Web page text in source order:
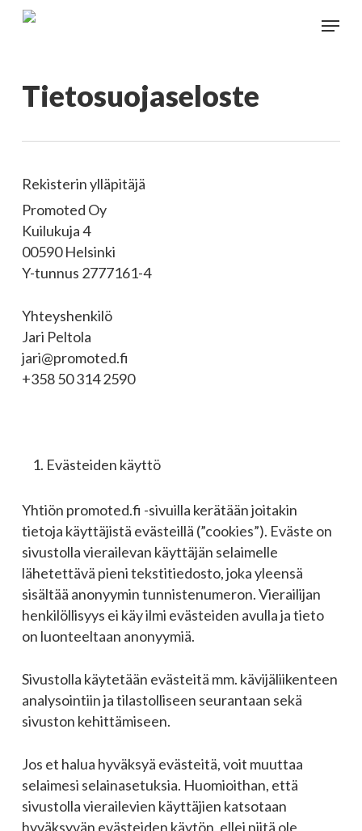
Skip
Menu
Tietosuojaseloste
Rekisterin ylläpitäjä
Promoted Oy
Kuilukuja 4
00590 Helsinki
Y-tunnus 2777161-4
Yhteyshenkilö
Jari Peltola
jari@promoted.fi
+358 50 314 2590
Evästeiden käyttö
Yhtiön promoted.fi -sivuilla kerätään joitakin
tietoja käyttäjistä evästeillä (”cookies”). Eväste on
sivustolla vierailevan käyttäjän selaimelle
lähetettävä pieni tekstitiedosto, joka yleensä
sisältää anonyymin tunnistenumeron. Vierailijan
henkilöllisyys ei käy ilmi evästeiden avulla ja tieto
on luonteeltaan anonyymiä.
Sivustolla käytetään evästeitä mm. kävijäliikenteen
analysointiin ja tilastolliseen seurantaan sekä
sivuston kehittämiseen.
Jos et halua hyväksyä evästeitä, voit muuttaa
selaimesi selainasetuksia. Huomioithan, että
sivustolla vierailevien käyttäjien katsotaan
hyväksyvän evästeiden käytön, ellei niitä ole